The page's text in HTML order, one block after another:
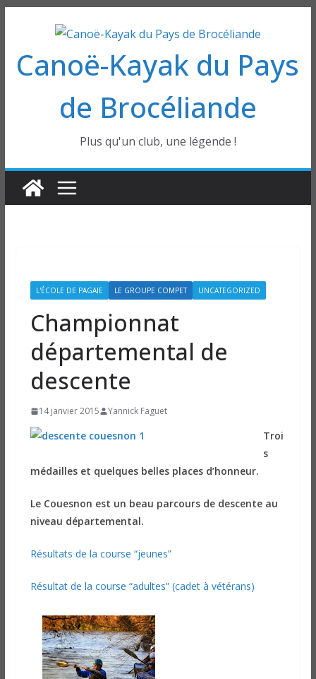
contenu
Canoë-Kayak du Pays
de Brocéliande
Plus qu'un club, une légende !
L'ÉCOLE DE PAGAIE LE GROUPE COMPET UNCATEGORIZED
Championnat
départemental de
descente
14 janvier 2015 Yannick Faguet
Troi
s
médailles et quelques belles places d’honneur.
Le Couesnon est un beau parcours de descente au
niveau départemental.
Résultats de la course “jeunes”
Résultat de la course “adultes” (cadet à vétérans)